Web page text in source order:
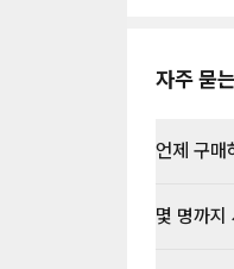
자주 묻
언제 구매
몇 명까지